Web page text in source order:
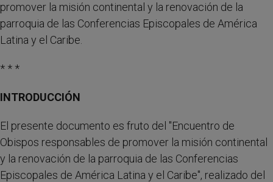
promover la misión continental y la renovación de la
parroquia de las Conferencias Episcopales de América
Latina y el Caribe.
* * *
INTRODUCCIÓN
El presente documento es fruto del "Encuentro de
Obispos responsables de promover la misión continental
y la renovación de la parroquia de las Conferencias
Episcopales de América Latina y el Caribe", realizado del